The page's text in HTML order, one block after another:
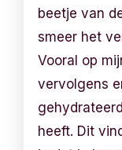
beetje van
smeer het
Vooral op
vervolgens
heeft. Dit